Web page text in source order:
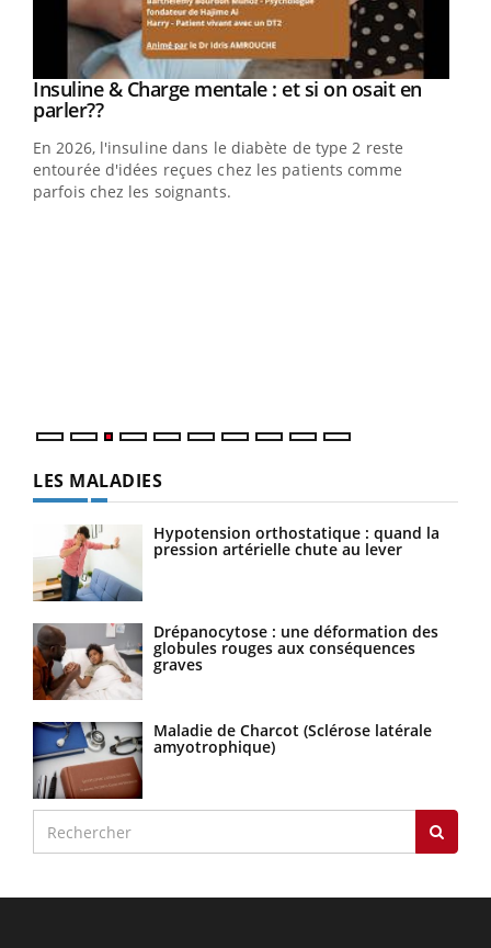
Youtube
Insuline & Charge mentale : et si on osait en
parler??Youtube
En 2026, l'insuline dans le diabète de type 2 reste
entourée d'idées reçues chez les patients comme
parfois chez les soignants.
LES MALADIES
Hypotension orthostatique : quand la
pression artérielle chute au lever
Drépanocytose : une déformation des
globules rouges aux conséquences
graves
Maladie de Charcot (Sclérose latérale
amyotrophique)